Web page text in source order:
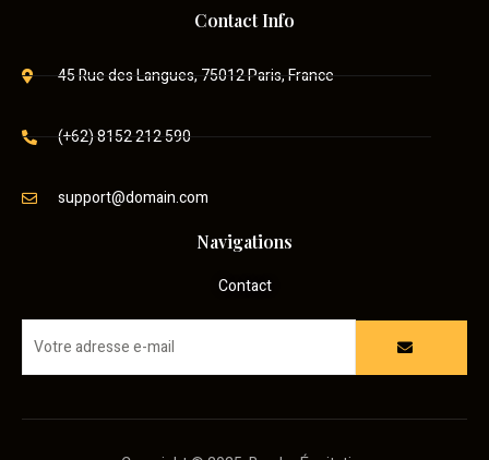
Contact Info
45 Rue des Langues, 75012 Paris, France
(+62) 8152 212 590
support@domain.com
Navigations
Contact